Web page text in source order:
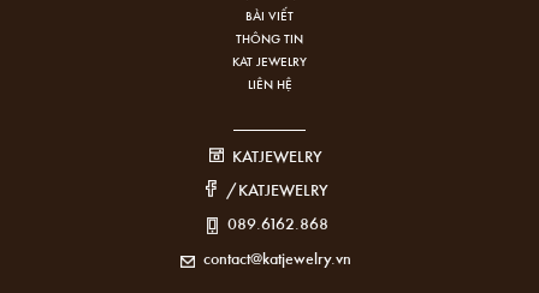
BÀI VIẾT
THÔNG TIN
KAT JEWELRY
LIÊN HỆ
KATJEWELRY
/KATJEWELRY
089.6162.868
contact@katjewelry.vn